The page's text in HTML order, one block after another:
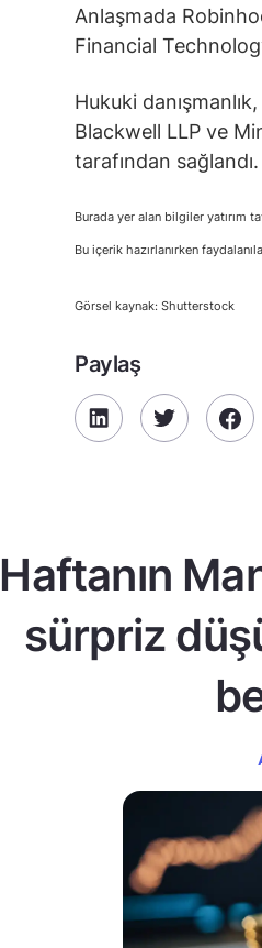
Anlaşmada
Financial
Hukuki
Blackwell LLP ve
tarafından sağlandı.
Burada yer alan bilgiler yatırım
Bu içerik hazırlanırken
Görsel kaynak: Shutterstock
Paylaş
Haftanın
sürpriz